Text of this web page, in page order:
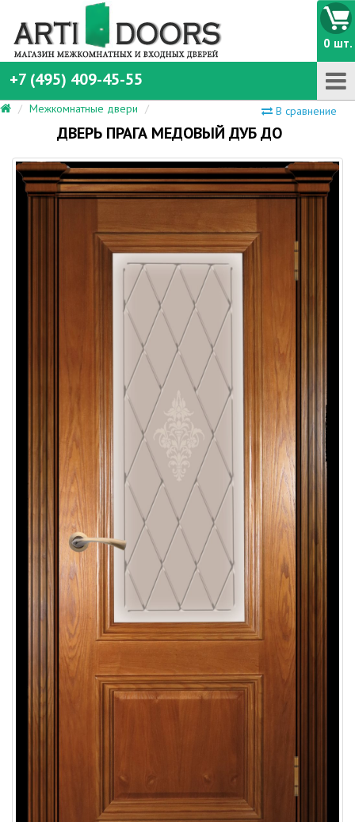
+7 (495) 409-45-55
0 шт.
В сравнение
Межкомнатные двери
ДВЕРЬ ПРАГА МЕДОВЫЙ ДУБ ДО